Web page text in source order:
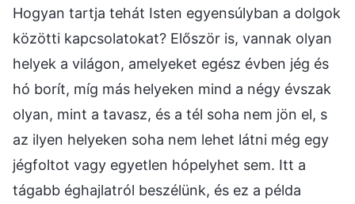
Hogyan tartja tehát Isten egyensúlyban a dolgok
közötti kapcsolatokat? Először is, vannak olyan
helyek a világon, amelyeket egész évben jég és
hó borít, míg más helyeken mind a négy évszak
olyan, mint a tavasz, és a tél soha nem jön el, s
az ilyen helyeken soha nem lehet látni még egy
jégfoltot vagy egyetlen hópelyhet sem. Itt a
tágabb éghajlatról beszélünk, és ez a példa